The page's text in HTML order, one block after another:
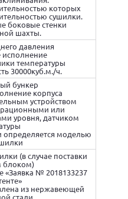
которых
сушилки.
боковые стенки
шахты.
давления
температуры
30000куб.м./ч.
бункер
корпуса
устройством
или
уровня, датчиком
определяется моделью
(в случае поставки
блоком)
«Заявка № 2018133237
из нержавеющей
стали